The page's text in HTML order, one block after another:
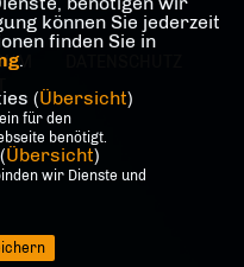
können Sie jederzeit
finden Sie in
.
(Übersicht)
für den
benötigt.
Übersicht)
wir Dienste und